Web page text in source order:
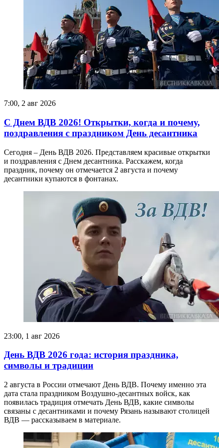
7:00, 2 авг 2026
С Днем ВДВ 2026! Открытки, когда и почему,
поздравления с праздником День десантника
Сегодня – День ВДВ 2026. Представляем красивые открытки
и поздравления с Днем десантника. Расскажем, когда
праздник, почему он отмечается 2 августа и почему
десантники купаются в фонтанах.
23:00, 1 авг 2026
День ВДВ 2026 года: история праздника,
символы и традиции
2 августа в России отмечают День ВДВ. Почему именно эта
дата стала праздником Воздушно-десантных войск, как
появилась традиция отмечать День ВДВ, какие символы
связаны с десантниками и почему Рязань называют столицей
ВДВ — рассказываем в материале.